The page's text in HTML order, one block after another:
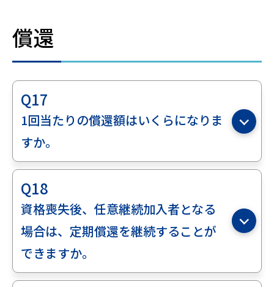
償還
Q17
1回当たりの償還額はいくらになりま
すか。
Q18
資格喪失後、任意継続加入者となる
場合は、定期償還を継続することが
できますか。